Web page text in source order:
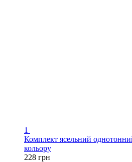
1
Комплект ясельний
кольору
228 грн